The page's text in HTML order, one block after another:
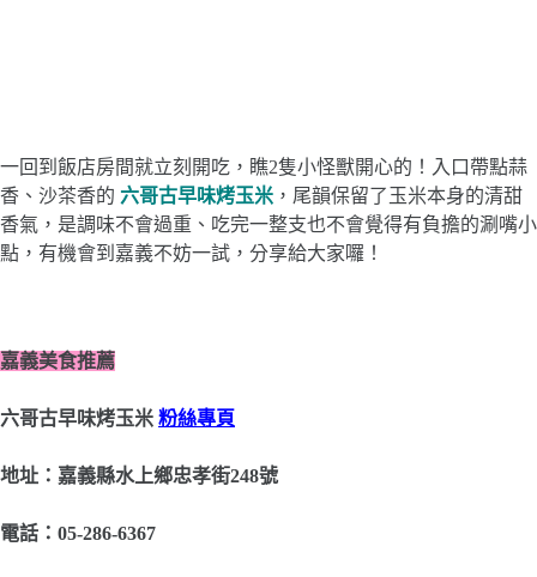
一回到飯店房間就立刻開吃，瞧2隻小怪獸開心的！入口帶點蒜
香、沙茶香的 六哥古早味烤玉米 ，尾韻保留了玉米本身的清甜
香氣，是調味不會過重、吃完一整支也不會覺得有負擔的涮嘴小
點，有機會到嘉義不妨一試，分享給大家囉！
嘉義美食推薦
六哥古早味烤玉米 粉絲專頁
地址：嘉義縣水上鄉忠孝街248號
電話：05-286-6367